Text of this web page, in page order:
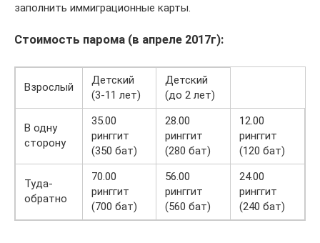
заполнить иммиграционные карты.
Стоимость парома (в апреле 2017г):
Взрослый
Детский
(3-11 лет)
Детский
(до 2 лет)
В одну
сторону
35.00
ринггит
(350 бат)
28.00
ринггит
(280 бат)
12.00
ринггит
(120 бат)
Туда-
обратно
70.00
ринггит
(700 бат)
56.00
ринггит
(560 бат)
24.00
ринггит
(240 бат)